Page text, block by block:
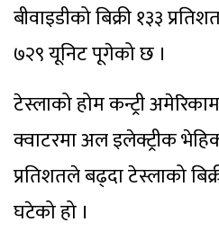
बीवाइडीको बिक्री १३३
७२९ यूनिट पूगेको छ ।
टेस्लाको होम कन्ट्री
क्वाटरमा अल इलेक्ट्रीक
प्रतिशतले बढ्दा टेस्लाको
घटेको हो ।